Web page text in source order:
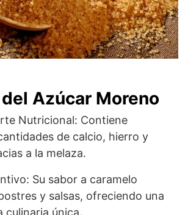
Azúcar Moreno
Nutricional: Contiene
de calcio, hierro y
a la melaza.
Su sabor a caramelo
y salsas, ofreciendo una
culinaria única.